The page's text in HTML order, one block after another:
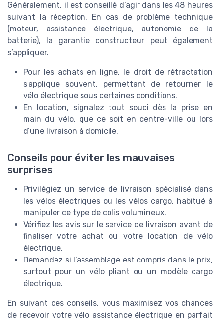
Généralement, il est conseillé d’agir dans les 48 heures
suivant la réception. En cas de problème technique
(moteur, assistance électrique, autonomie de la
batterie), la garantie constructeur peut également
s’appliquer.
Pour les achats en ligne, le droit de rétractation
s’applique souvent, permettant de retourner le
vélo électrique sous certaines conditions.
En location, signalez tout souci dès la prise en
main du vélo, que ce soit en centre-ville ou lors
d’une livraison à domicile.
Conseils pour éviter les mauvaises
surprises
Privilégiez un service de livraison spécialisé dans
les vélos électriques ou les vélos cargo, habitué à
manipuler ce type de colis volumineux.
Vérifiez les avis sur le service de livraison avant de
finaliser votre achat ou votre location de vélo
électrique.
Demandez si l’assemblage est compris dans le prix,
surtout pour un vélo pliant ou un modèle cargo
électrique.
En suivant ces conseils, vous maximisez vos chances
de recevoir votre vélo assistance électrique en parfait